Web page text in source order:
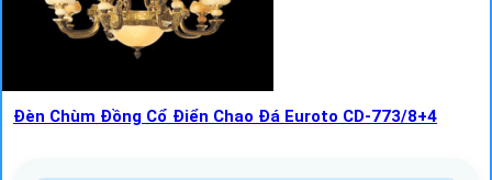
Đèn Chùm Đồng Cổ Điển Chao Đá Euroto CD-773/8+4